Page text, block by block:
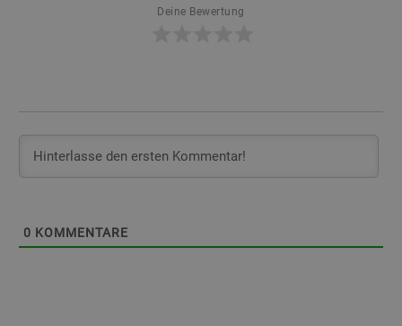
Deine Bewertung
0 KOMMENTARE